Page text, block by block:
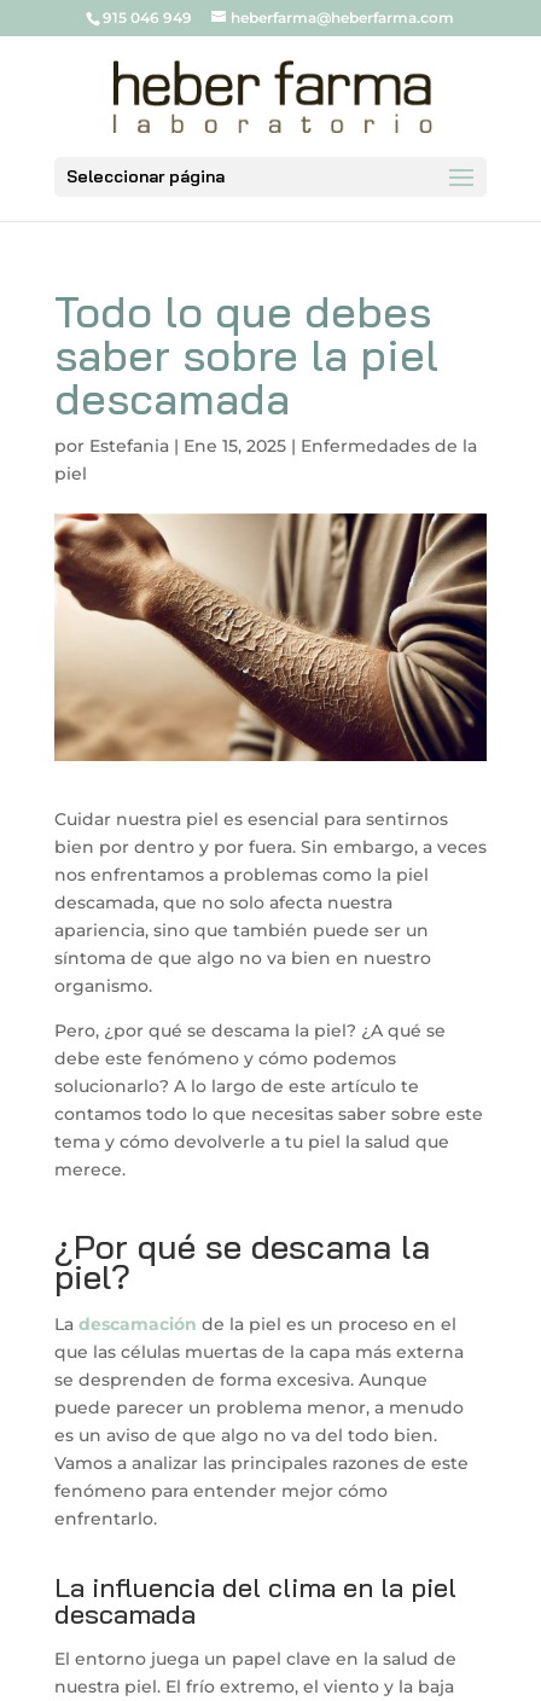
915 046 949 heberfarma@heberfarma.com
Seleccionar página
Todo lo que debes
saber sobre la piel
descamada
por Estefania| Ene 15, 2025| Enfermedades de la
piel
Cuidar nuestra piel es esencial para sentirnos
bien por dentro y por fuera. Sin embargo, a veces
nos enfrentamos a problemas como la piel
descamada, que no solo afecta nuestra
apariencia, sino que también puede ser un
síntoma de que algo no va bien en nuestro
organismo.
Pero, ¿por qué se descama la piel? ¿A qué se
debe este fenómeno y cómo podemos
solucionarlo? A lo largo de este artículo te
contamos todo lo que necesitas saber sobre este
tema y cómo devolverle a tu piel la salud que
merece.
¿Por qué se descama la
piel?
La descamación de la piel es un proceso en el
que las células muertas de la capa más externa
se desprenden de forma excesiva. Aunque
puede parecer un problema menor, a menudo
es un aviso de que algo no va del todo bien.
Vamos a analizar las principales razones de este
fenómeno para entender mejor cómo
enfrentarlo.
La influencia del clima en la piel
descamada
El entorno juega un papel clave en la salud de
nuestra piel. El frío extremo, el viento y la baja